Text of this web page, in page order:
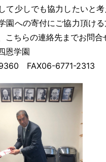
て少しでも協力したいと
園への寄付にご協力頂け
こちらの連絡先までお問合
恩学園
FAX06-6771-2313